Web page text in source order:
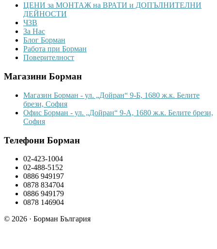
FooterЦЕНИ за МОНТАЖ на ВРАТИ и ДОПЪЛНИТЕЛНИ
ДЕЙНОСТИ
ЧЗВ
За Нас
Блог Борман
Работа при Борман
Поверителност
Магазини Борман
Магазин Борман - ул. „Дойран“ 9-Б, 1680 ж.к. Белите
брези, София
Офис Борман - ул. „Дойран“ 9-А, 1680 ж.к. Белите брези,
София
Телефони Борман
02-423-1004
02-488-5152
0886 949197
0878 834704
0886 949179
0878 146904
© 2026 · Борман България